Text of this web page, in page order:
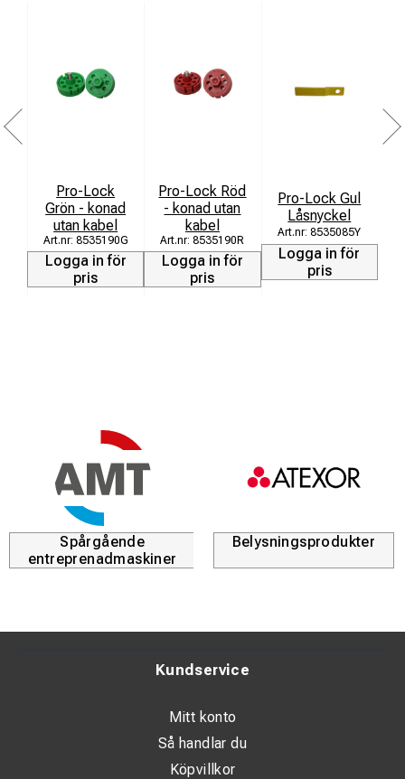
Pro-Lock
Grön - konad
utan kabel
8535190G
Logga in för
pris
Pro-Lock Röd
- konad utan
kabel
8535190R
Logga in för
pris
Pro-Lock Gul
Låsnyckel
8535085Y
Logga in för
pris
Spårgående
entreprenadmaskiner
Belysningsprodukter
Kundservice
Mitt konto
Så handlar du
Köpvillkor